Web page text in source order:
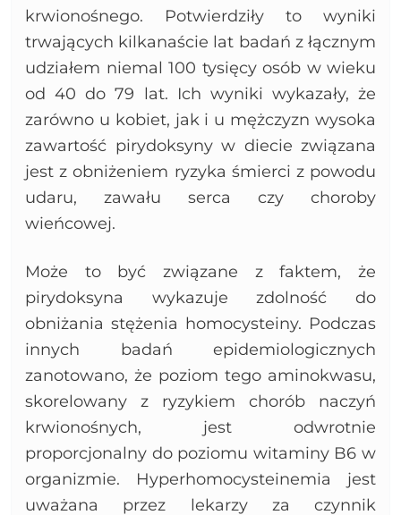
krwionośnego. Potwierdziły to wyniki
trwających kilkanaście lat badań z łącznym
udziałem niemal 100 tysięcy osób w wieku
od 40 do 79 lat. Ich wyniki wykazały, że
zarówno u kobiet, jak i u mężczyzn wysoka
zawartość pirydoksyny w diecie związana
jest z obniżeniem ryzyka śmierci z powodu
udaru, zawału serca czy choroby
wieńcowej.
Może to być związane z faktem, że
pirydoksyna wykazuje zdolność do
obniżania stężenia homocysteiny. Podczas
innych badań epidemiologicznych
zanotowano, że poziom tego aminokwasu,
skorelowany z ryzykiem chorób naczyń
krwionośnych, jest odwrotnie
proporcjonalny do poziomu witaminy B6 w
organizmie. Hyperhomocysteinemia jest
uważana przez lekarzy za czynnik